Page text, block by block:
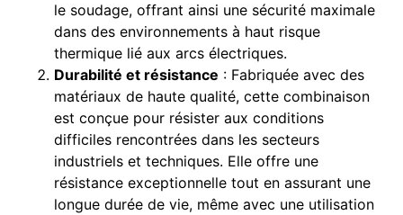
le soudage, offrant ainsi une sécurité maximale
dans des environnements à haut risque
thermique lié aux arcs électriques.
Durabilité et résistance : Fabriquée avec des
matériaux de haute qualité, cette combinaison
est conçue pour résister aux conditions
difficiles rencontrées dans les secteurs
industriels et techniques. Elle offre une
résistance exceptionnelle tout en assurant une
longue durée de vie, même avec une utilisation